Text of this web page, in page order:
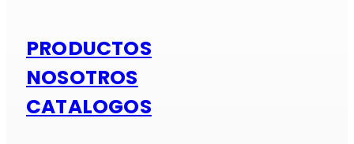
PRODUCTOS
NOSOTROS
CATALOGOS